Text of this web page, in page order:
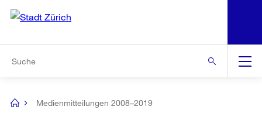
Navigation
[no
Medienmitteilungen 2008–2019